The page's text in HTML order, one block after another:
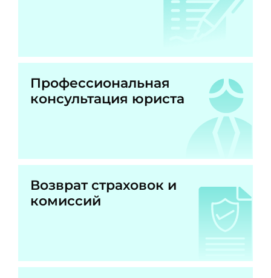
Профессиональная
консультация юриста
Возврат страховок и
комиссий